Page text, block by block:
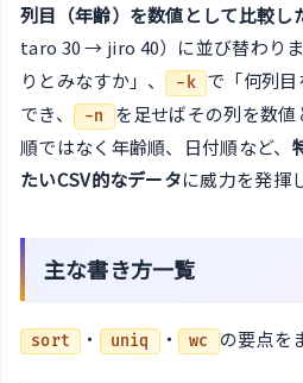
列目（年齢）を数値として比較し
taro 30 → jiro 40）に並び替わり
りとみなすか」、 -k
で「何列
でき、
-n
を足せばその列を数
順ではなく年齢順、日付順など、
たいCSV的なデータに威力を発揮
主な書き方一覧
sort ・ uniq ・ wc の要点を